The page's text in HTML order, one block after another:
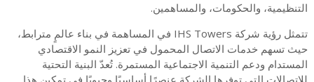
التنظيمية، والحكومات، والمساهمين.
تتمثل رؤية شركة IHS Towers في المساهمة في بناء عالمٍ مترابط،
حيث تسهم خدمات الاتصال المحمول في تعزيز النمو الاقتصادي
المستدام ودعم التنمية الاجتماعية المستمرة. تُعدّ البنية التحتية
للاتصالات التي توفرها الشركة عنصرًا أساسيًا وحيويًا في تمكين هذا